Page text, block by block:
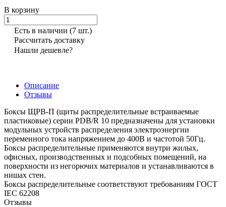
В корзину
Есть в наличии (7 шт.)
Рассчитать доставку
Нашли дешевле?
Описание
Отзывы
Боксы ЩРВ-П (щиты распределительные встраиваемые
пластиковые) серии PDB/R 10 предназначены для установки
модульных устройств распределения электроэнергии
переменного тока напряжением до 400В и частотой 50Гц.
Боксы распределительные применяются внутри жилых,
офисных, производственных и подсобных помещений, на
поверхности из негорючих материалов и устанавливаются в
нишах стен.
Боксы распределительные соответствуют требованиям ГОСТ
IEC 62208
Отзывы